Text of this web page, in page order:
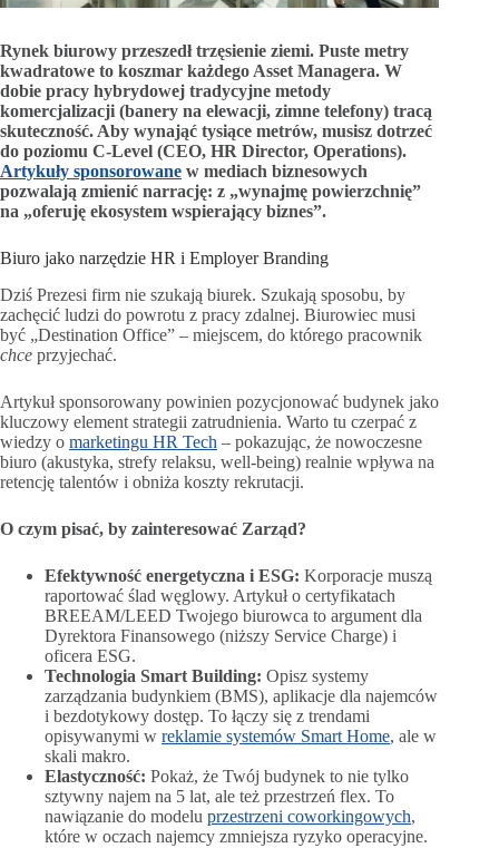
Rynek biurowy przeszedł trzęsienie ziemi. Puste metry
kwadratowe to koszmar każdego Asset Managera. W
dobie pracy hybrydowej tradycyjne metody
komercjalizacji (banery na elewacji, zimne telefony) tracą
skuteczność. Aby wynająć tysiące metrów, musisz dotrzeć
do poziomu C-Level (CEO, HR Director, Operations).
Artykuły sponsorowane w mediach biznesowych
pozwalają zmienić narrację: z „wynajmę powierzchnię”
na „oferuję ekosystem wspierający biznes”.
Biuro jako narzędzie HR i Employer Branding
Dziś Prezesi firm nie szukają biurek. Szukają sposobu, by
zachęcić ludzi do powrotu z pracy zdalnej. Biurowiec musi
być „Destination Office” – miejscem, do którego pracownik
chce przyjechać.
Artykuł sponsorowany powinien pozycjonować budynek jako
kluczowy element strategii zatrudnienia. Warto tu czerpać z
wiedzy o marketingu HR Tech – pokazując, że nowoczesne
biuro (akustyka, strefy relaksu, well-being) realnie wpływa na
retencję talentów i obniża koszty rekrutacji.
O czym pisać, by zainteresować Zarząd?
Efektywność energetyczna i ESG: Korporacje muszą
raportować ślad węglowy. Artykuł o certyfikatach
BREEAM/LEED Twojego biurowca to argument dla
Dyrektora Finansowego (niższy Service Charge) i
oficera ESG.
Technologia Smart Building: Opisz systemy
zarządzania budynkiem (BMS), aplikacje dla najemców
i bezdotykowy dostęp. To łączy się z trendami
opisywanymi w reklamie systemów Smart Home, ale w
skali makro.
Elastyczność: Pokaż, że Twój budynek to nie tylko
sztywny najem na 5 lat, ale też przestrzeń flex. To
nawiązanie do modelu przestrzeni coworkingowych,
które w oczach najemcy zmniejsza ryzyko operacyjne.